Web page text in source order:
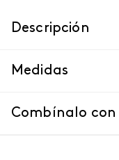
Descripción
Medidas
Combínalo con